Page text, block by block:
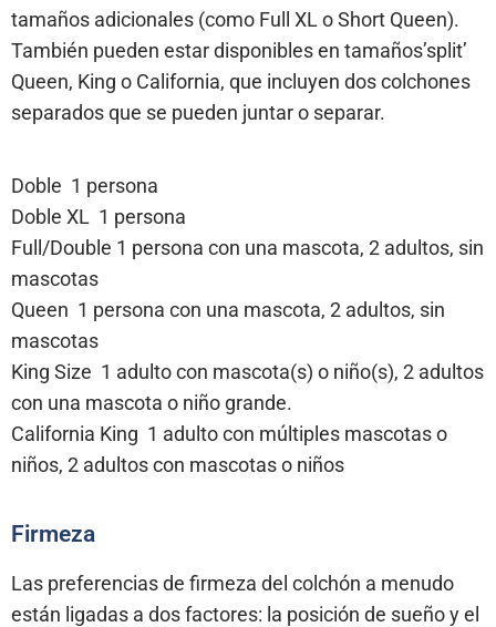
tamaños adicionales (como Full XL o Short Queen).
También pueden estar disponibles en tamaños’split’
Queen, King o California, que incluyen dos colchones
separados que se pueden juntar o separar.
Doble 1 persona
Doble XL 1 persona
Full/Double 1 persona con una mascota, 2 adultos, sin
mascotas
Queen 1 persona con una mascota, 2 adultos, sin
mascotas
King Size 1 adulto con mascota(s) o niño(s), 2 adultos
con una mascota o niño grande.
California King 1 adulto con múltiples mascotas o
niños, 2 adultos con mascotas o niños
Firmeza
Las preferencias de firmeza del colchón a menudo
están ligadas a dos factores: la posición de sueño y el